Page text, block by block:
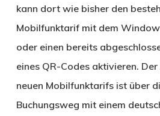
kann dort wie bisher den
Mobilfunktarif mit dem
oder einen bereits
eines QR-Codes aktivieren.
neuen Mobilfunktarifs ist über
Buchungsweg mit einem